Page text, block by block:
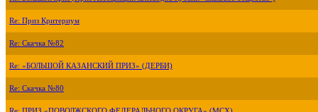
Re: Приз Критериум
Re: Скачка №82
Re: «БОЛЬШОЙ КАЗАНСКИЙ ПРИЗ» (ДЕРБИ)
Re: Скачка №80